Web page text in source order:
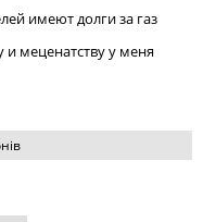
имеют долги за газ
и меценатству у меня